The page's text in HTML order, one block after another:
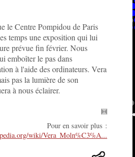
le Centre Pompidou de Paris
temps une exposition qui lui
prévue fin février. Nous
emboîter le pas dans
à l'aide des ordinateurs. Vera
pas la lumière de son
à nous éclairer.
Pour en savoir plus :
wiki/Vera_Moln%C3%A...